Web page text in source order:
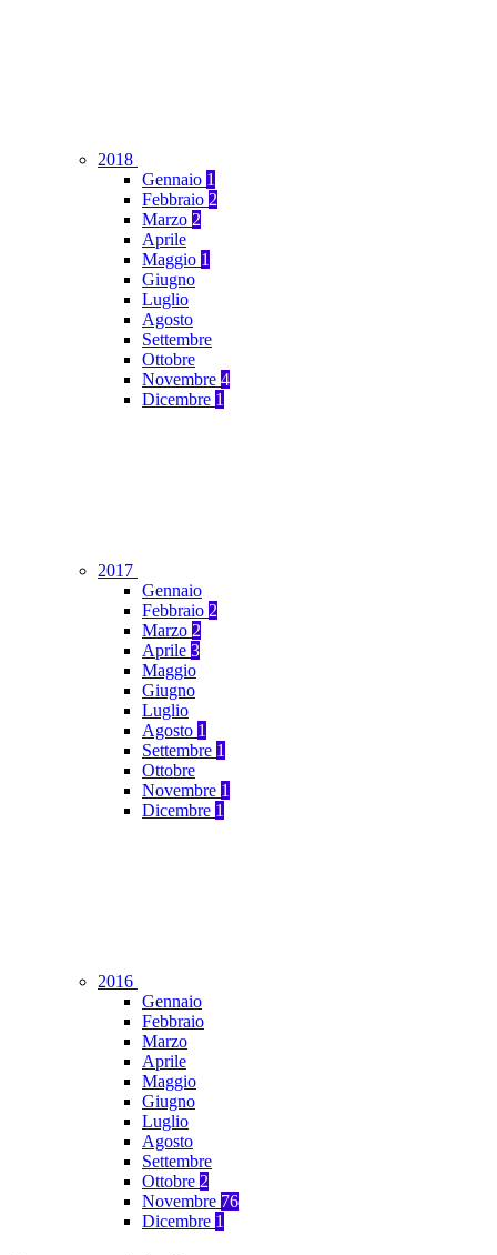
2018
Gennaio 1
Febbraio 2
Marzo 2
Aprile
Maggio 1
Giugno
Luglio
Agosto
Settembre
Ottobre
Novembre 4
Dicembre 1
2017
Gennaio
Febbraio 2
Marzo 2
Aprile 3
Maggio
Giugno
Luglio
Agosto 1
Settembre 1
Ottobre
Novembre 1
Dicembre 1
2016
Gennaio
Febbraio
Marzo
Aprile
Maggio
Giugno
Luglio
Agosto
Settembre
Ottobre 2
Novembre 76
Dicembre 1